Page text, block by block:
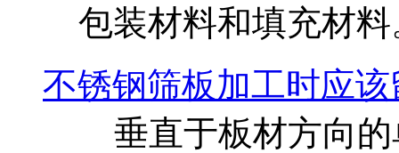
包装材料和填充材料
不锈钢筛板加工时应
垂直于板材方向的